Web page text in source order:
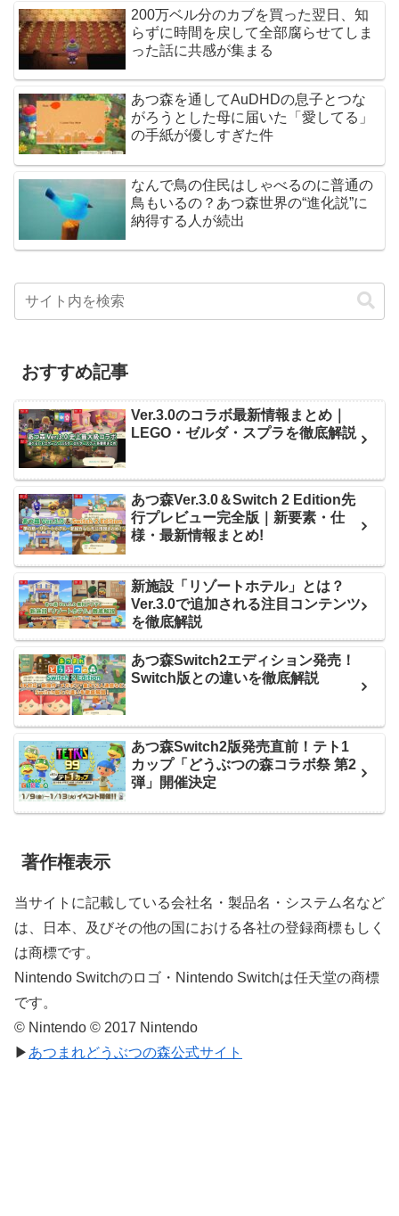
200万ベル分のカブを買った翌日、知
らずに時間を戻して全部腐らせてしま
った話に共感が集まる
あつ森を通してAuDHDの息子とつな
がろうとした母に届いた「愛してる」
の手紙が優しすぎた件
なんで鳥の住民はしゃべるのに普通の
鳥もいるの？あつ森世界の“進化説”に
納得する人が続出
おすすめ記事
Ver.3.0のコラボ最新情報まとめ｜
LEGO・ゼルダ・スプラを徹底解説
あつ森Ver.3.0＆Switch 2 Edition先
行プレビュー完全版｜新要素・仕
様・最新情報まとめ!
新施設「リゾートホテル」とは？
Ver.3.0で追加される注目コンテンツ
を徹底解説
あつ森Switch2エディション発売！
Switch版との違いを徹底解説
あつ森Switch2版発売直前！テト1
カップ「どうぶつの森コラボ祭 第2
弾」開催決定
著作権表示
当サイトに記載している会社名・製品名・システム名など
は、日本、及びその他の国における各社の登録商標もしく
は商標です。
Nintendo Switchのロゴ・Nintendo Switchは任天堂の商標
です。
© Nintendo © 2017 Nintendo
▶ あつまれどうぶつの森公式サイト